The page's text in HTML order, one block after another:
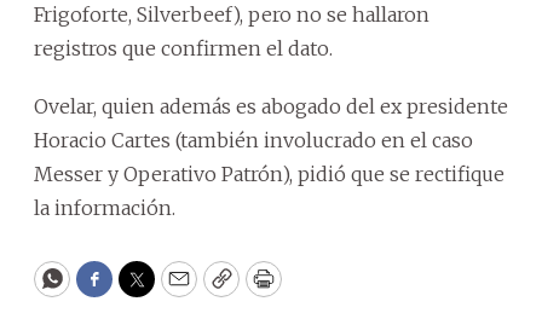
Frigoforte, Silverbeef), pero no se hallaron
registros que confirmen el dato.
Ovelar, quien además es abogado del ex presidente
Horacio Cartes (también involucrado en el caso
Messer y Operativo Patrón), pidió que se rectifique
la información.
WhatsApp
Facebook
Twitter
EmailCopyPrint